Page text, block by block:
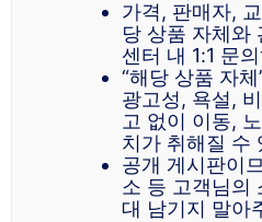
가격, 판매자,
당 상품 자체와
센터 내 1:1 문
“해당 상품 자
광고성, 욕설,
고 없이 이동,
치가 취해질 수
공개 게시판이
소 등 고객님의
대 남기지 말아